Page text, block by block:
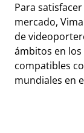
Para
mercado,
de
ámbitos en los
compatibles
mundiales en